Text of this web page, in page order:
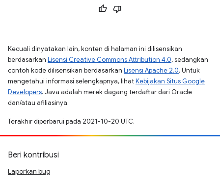
Kecuali dinyatakan lain, konten di halaman ini dilisensikan
berdasarkan Lisensi Creative Commons Attribution 4.0, sedangkan
contoh kode dilisensikan berdasarkan Lisensi Apache 2.0. Untuk
mengetahui informasi selengkapnya, lihatKebijakan Situs Google
Developers. Java adalah merek dagang terdaftar dari Oracle
dan/atau afiliasinya.
Terakhir diperbarui pada 2021-10-20 UTC.
Beri kontribusi
Laporkan bug